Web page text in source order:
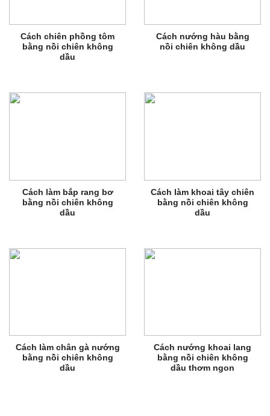
Cách chiên phồng tôm
bằng nồi chiên không
dầu
Cách nướng hàu bằng
nồi chiên không dầu
Cách làm bắp rang bơ
bằng nồi chiên không
dầu
Cách làm khoai tây chiên
bằng nồi chiên không
dầu
Cách làm chân gà nướng
bằng nồi chiên không
dầu
Cách nướng khoai lang
bằng nồi chiên không
dầu thơm ngon